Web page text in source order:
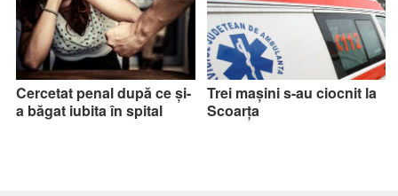
Cercetat penal după ce și-
a băgat iubita în spital
Trei mașini s-au ciocnit la
Scoarța